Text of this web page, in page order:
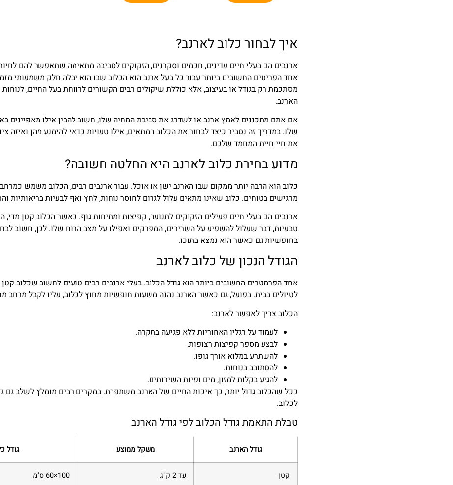
איך לבחור כלוב לארנב?
ארנבים הם בעלי חיים עדינים, חכמים וסקרנים, הזקוקים לסביבה מתאימה שתאפשר להם
אחד הפריטים החשובים ביותר עבור כל בעל ארנב הוא הכלוב שבו הוא יבלה חלק משמעותי
מסתכמת רק בגודל או בעיצוב, אלא כוללת שיקולים רבים הקשורים לרווחת בעל החיים,
הארנב.
אם אתם מתכננים לאמץ ארנב או לשדרג את סביבת המחיה שלו, חשוב להבין אילו מאפיינים
שלו. במדריך זה נסביר כיצד לבחור את הכלוב המתאים, אילו טעויות כדאי להימנע מהן ואיזה
את חיי חיית המחמד שלכם.
מדוע בחירת כלוב לארנב היא החלטה חשובה?
כלוב הוא הרבה יותר ממקום שבו הארנב ישן או אוכל. עבור ארנבים רבים, הכלוב משמש
מרגישים בטוחים. כלוב שאינו מתאים עלול לגרום לחוסר נוחות, לחץ ואף לבעיות בריאותיות
ארנבים הם בעלי חיים פעילים הזקוקים לתנועה, קפיצות ומתיחות גוף. כאשר הכלוב קטן
טבעיות, דבר שעלול להשפיע על השרירים, המפרקים ואפילו על מצב הרוח שלו. לכן, חשוב
בחופשיות גם כאשר הוא נמצא בתוכו.
הגודל הנכון של כלוב לארנב
אחד הפרמטרים החשובים ביותר הוא גודל הכלוב. בעלי ארנבים רבים טועים לחשוב שכלוב
לטיולים בבית. בפועל, גם כאשר הארנב נהנה משעות חופשיות מחוץ לכלוב, עליו לקבל מרחב
הכלוב צריך לאפשר לארנב:
לעמוד על רגליו האחוריות ללא פגיעה בתקרה.
לבצע מספר קפיצות רצופות.
להשתרע במלוא אורך גופו.
להסתובב בנוחות.
להגיע בקלות למזון, מים ופינת השירותים.
ככל שהכלוב גדול יותר, כך איכות החיים של הארנב משתפרת. במקרים רבים מומלץ לשלב
לכלוב.
טבלת התאמת גודל הכלוב לפי גודל הארנב
גודל הארנב משקל ממוצע גודל
קטן עד 2 ק"ג 100×60 ס"מ